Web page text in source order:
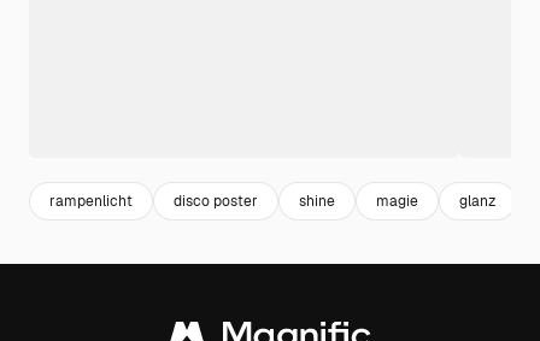
rampenlicht disco poster shine magie glanz